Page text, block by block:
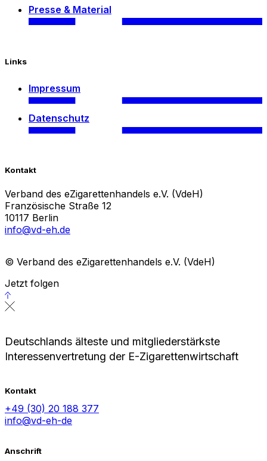
Presse & Material
Links
Impressum
Datenschutz
Kontakt
Verband des eZigarettenhandels e.V. (VdeH)
Französische Straße 12
10117 Berlin
info@vd-eh.de
© Verband des eZigarettenhandels e.V. (VdeH)
Jetzt folgen
Deutschlands älteste und mitgliederstärkste
Interessenvertretung der E-Zigarettenwirtschaft
Kontakt
+49 (30) 20 188 377
info@vd-eh-de
Anschrift